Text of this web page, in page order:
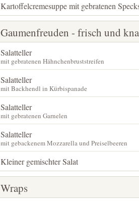
Kartoffelcremesuppe mit gebratenen
Gaumenfreuden - frisch und
Salatteller
mit gebratenen Hähnchenbruststreifen
Salatteller
mit Backhendl in Kürbispanade
Salatteller
mit gebratenen Garnelen
Salatteller
mit gebackenem Mozzarella und Preiselbeeren
Kleiner gemischter Salat
Wraps